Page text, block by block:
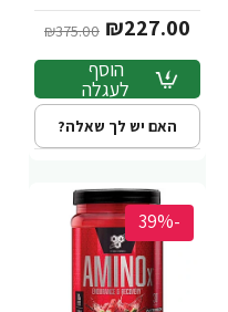
₪227.00
₪375.00
הוסף
לעגלה
האם יש לך שאלה?
-39%